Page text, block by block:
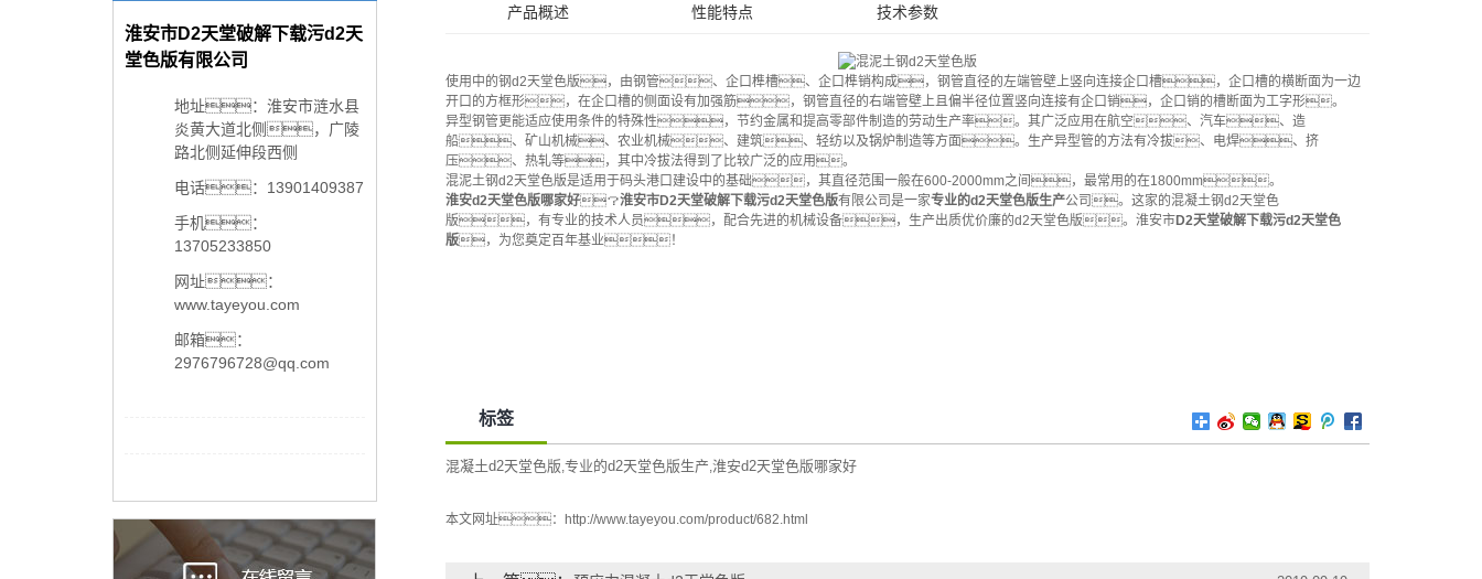
淮安市D2天堂破解下载污d2天
堂色版有限公司
地址：淮安市涟水县
炎黄大道北侧，广陵
路北侧延伸段西侧
电话：13901409387
手机：
13705233850
网址：
www.tayeyou.com
邮箱：
2976796728@qq.com
产品概述 性能特点 技术参数
使用中的钢d2天堂色版，由钢管、企口榫槽、企口榫销构成，钢管直径的左端管壁上竖向连接企口槽，企口槽的横断面为一边
开口的方框形，在企口槽的侧面设有加强筋，钢管直径的右端管壁上且偏半径位置竖向连接有企口销，企口销的槽断面为工字形。
异型钢管更能适应使用条件的特殊性，节约金属和提高零部件制造的劳动生产率。其广泛应用在航空、汽车、造
船、矿山机械、农业机械、建筑、轻纺以及锅炉制造等方面。生产异型管的方法有冷拔、电焊、挤
压、热轧等，其中冷拔法得到了比较广泛的应用。
混泥土钢d2天堂色版是适用于码头港口建设中的基础，其直径范围一般在600-2000mm之间，最常用的在1800mm。
淮安d2天堂色版哪家好？淮安市D2天堂破解下载污d2天堂色版有限公司是一家专业的d2天堂色版生产公司。这家的混凝土钢d2天堂色
版，有专业的技术人员，配合先进的机械设备，生产出质优价廉的d2天堂色版。淮安市D2天堂破解下载污d2天堂色
版，为您奠定百年基业！
标签
混凝土d2天堂色版,专业的d2天堂色版生产,淮安d2天堂色版哪家好
本文网址： http://www.tayeyou.com/product/682.html